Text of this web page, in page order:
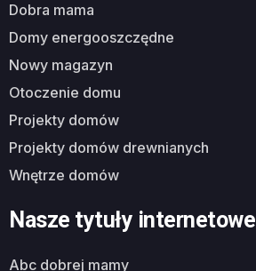
dobra mama
domy energooszczędne
nowy magazyn
otoczenie domu
projekty domów
projekty domów drewnianych
wnętrze domów
Nasze tytuły internetowe
abc dobrej mamy